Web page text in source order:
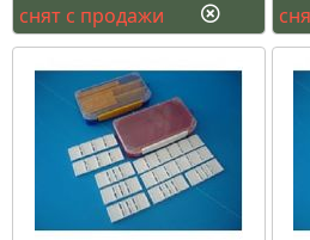
снят с продажи